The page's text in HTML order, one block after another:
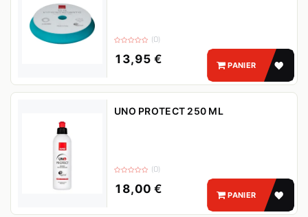
(0)
13,95 € PANIER
UNO PROTECT 250 ML
(0)
18,00 € PANIER